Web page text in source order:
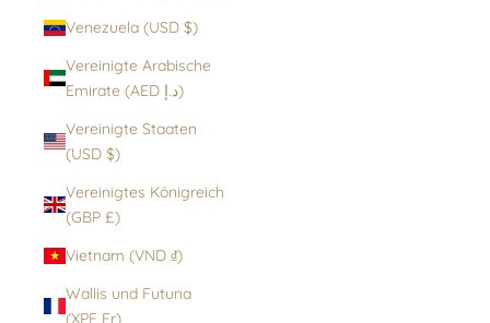
Venezuela (USD $)
Vereinigte Arabische
Emirate (AED د.إ)
Vereinigte Staaten
(USD $)
Vereinigtes Königreich
(GBP £)
Vietnam (VND ₫)
Wallis und Futuna
(XPF Fr)